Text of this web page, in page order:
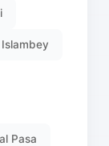
Islambey
Pasa